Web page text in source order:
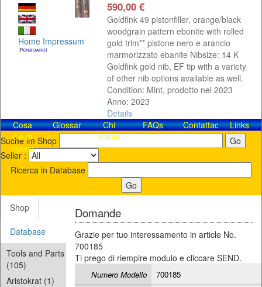
Home Impressum
590,00 €
Goldfink 49 pistonfiller, orange/black
woodgrain pattern ebonite with rolled
gold trim** pistone nero e arancio
marmorizzato ebanite Nibsize: 14 K
Goldfink gold nib, EF tip with a variety
of other nib options available as well.
Condition: Mint, prodotto nel 2023
Anno: 2023
Details
Cosa
c'è di
nuovo
Glossar
Chi
siamo
FAQs Contattaci! Links
Suche im Shop
Seller :
Ricerca in Database
Shop
Database
Tools and Parts
(105)
Aristokrat (1)
Domande
Grazie per tuo interessamento in article No.
700185
Ti prego di riempire modulo e cliccare SEND.
Numero Modello
700185